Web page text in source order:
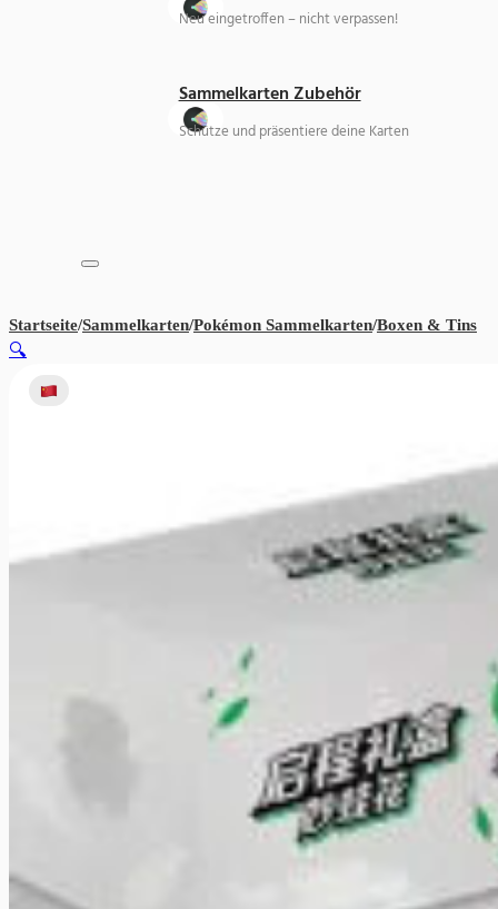
Neu eingetroffen – nicht verpassen!
Sammelkarten Zubehör
Schütze und präsentiere deine Karten
Startseite/Sammelkarten/Pokémon Sammelkarten/Boxen & Tins
🔍